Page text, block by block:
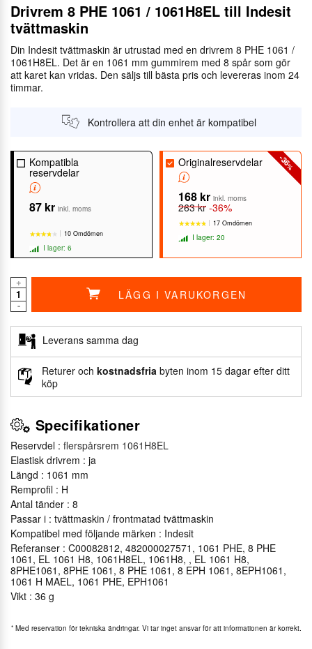
Drivrem 8 PHE 1061 / 1061H8EL till Indesit
tvättmaskin
Din Indesit tvättmaskin är utrustad med en drivrem 8 PHE 1061 /
1061H8EL. Det är en 1061 mm gummirem med 8 spår som gör
att karet kan vridas. Den säljs till bästa pris och levereras inom 24
timmar.
Kontrollera att din enhet är kompatibel
Kompatibla
reservdelar
87 kr inkl. moms
10 Omdömen
I lager: 6
-36
%
Originalreservdelar
168 kr inkl. moms
263 kr -36%
★★★★★
★★★★★
17 Omdömen
I lager: 20
+
-
LÄGG I VARUKORGEN
Leverans samma dag
Returer ochkostnadsfria byten inom 15 dagar efter ditt
köp
Specifikationer
Reservdel : flerspårsrem 1061H8EL
Elastisk drivrem : ja
Längd : 1061 mm
Remprofil : H
Antal tänder : 8
Passar i : tvättmaskin / frontmatad tvättmaskin
Kompatibel med följande märken : Indesit
Referanser : C00082812, 482000027571, 1061 PHE, 8 PHE
1061, EL 1061 H8, 1061H8EL, 1061H8, , EL 1061 H8,
8PHE1061, 8PHE 1061, 8 PHE 1061, 8 EPH 1061, 8EPH1061,
1061 H MAEL, 1061 PHE, EPH1061
Vikt : 36 g
* Med reservation för tekniska ändringar. Vi tar inget ansvar för att informationen är korrekt.